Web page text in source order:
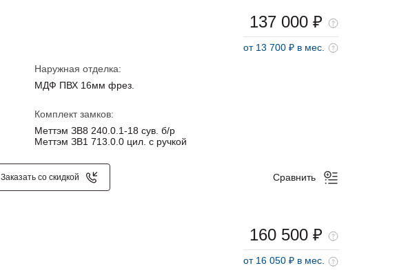
Наружная отделка:
МДФ ПВХ 16мм фрез.
Комплект замков:
Меттэм ЗВ8 240.0.1-18 сув. б/р
Меттэм ЗВ1 713.0.0 цил. с ручкой
137 000 ₽
от 13 700 ₽ в мес.
Заказать со скидкой Сравнить
160 500 ₽
от 16 050 ₽ в мес.